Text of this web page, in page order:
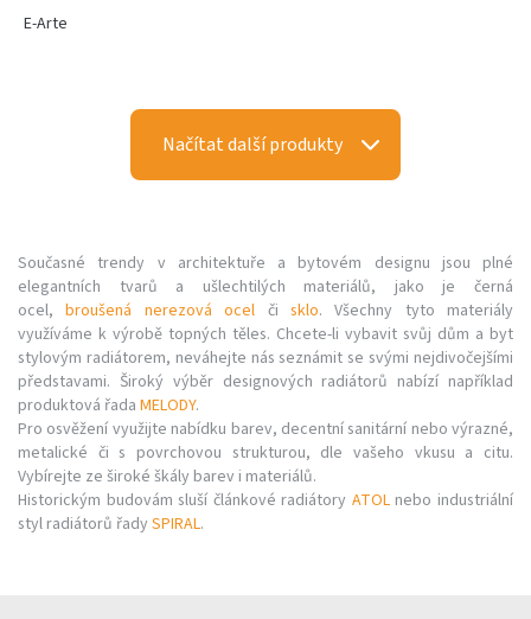
E-Arte
Načítat další produkty
Současné trendy v architektuře a bytovém designu jsou plné
elegantních tvarů a ušlechtilých materiálů, jako je černá
ocel,broušená nerezová ocel či sklo. Všechny tyto materiály
využíváme k výrobě topných těles. Chcete-li vybavit svůj dům a byt
stylovým radiátorem, neváhejte nás seznámit se svými nejdivočejšími
představami. Široký výběr designových radiátorů nabízí například
produktová řada MELODY.
Pro osvěžení využijte nabídku barev, decentní sanitární nebo výrazné,
metalické či s povrchovou strukturou, dle vašeho vkusu a citu.
Vybírejte ze široké škály barev i materiálů.
Historickým budovám sluší článkové radiátory ATOL nebo industriální
styl radiátorů řady SPIRAL.